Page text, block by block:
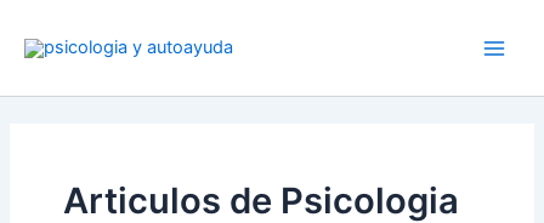
Articulos de Psicologia